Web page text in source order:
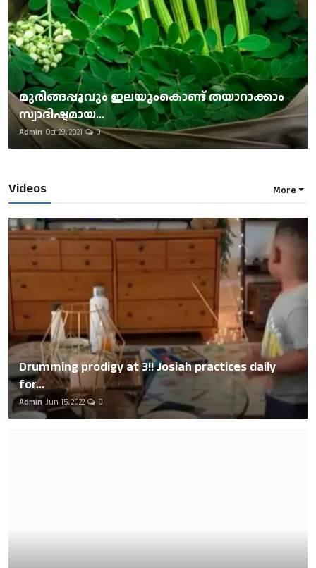
മുരിങ്ങപ്പൂവും ഇലയുംകൊണ്ട് തയാറാക്കാം
സ്വാദിഷ്ടമായ...
Admin Oct 29, 2021 0
Videos More
Drumming prodigy at 3!! Josiah practices daily
for...
Admin Jun 15, 2022 0